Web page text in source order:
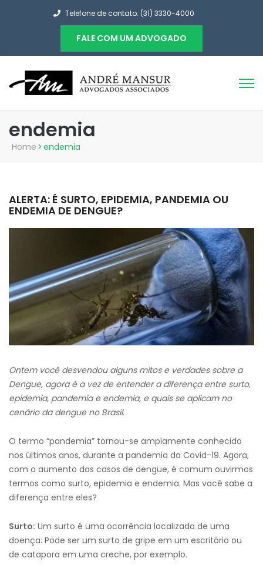
Telefone de contato: (31) 3330-4000
FALE COM UM ADVOGADO
endemia
Home > endemia
ALERTA: É SURTO, EPIDEMIA, PANDEMIA OU
ENDEMIA DE DENGUE?
Ontem você desvendou alguns mitos e verdades sobre a
Dengue, agora é a vez de entender a diferença entre surto,
epidemia, pandemia e endemia, e quais se aplicam no
cenário da dengue no Brasil.
O termo “pandemia” tornou-se amplamente conhecido
nos últimos anos, durante a pandemia da Covid-19. Agora,
com o aumento dos casos de dengue, é comum ouvirmos
termos como surto, epidemia e endemia. Mas você sabe a
diferença entre eles?
Surto: Um surto é uma ocorrência localizada de uma
doença. Pode ser um surto de gripe em um escritório ou
de catapora em uma creche, por exemplo.